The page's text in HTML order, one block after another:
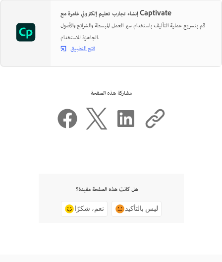
إنشاء تجارب تعليم إلكتروني غامرة مع Captivate
قم بتسريع عملية التأليف باستخدام سير العمل المبسطة والشرائح والأصول
الجاهزة للاستخدام.
فتح التطبيق
مشاركة هذه الصفحة
هل كانت هذه الصفحة مفيدة؟
نعم، شكرًا ليس بالتأكيد